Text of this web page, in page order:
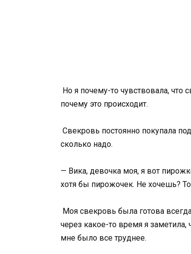
Но я почему-то чувствовала, что
почему это происходит.
Свекровь постоянно покупала
сколько надо.
— Вика, девочка моя, я вот
хотя бы пирожочек. Не хочешь?
Моя свекровь была готова
через какое-то время я заметила,
мне было все труднее.